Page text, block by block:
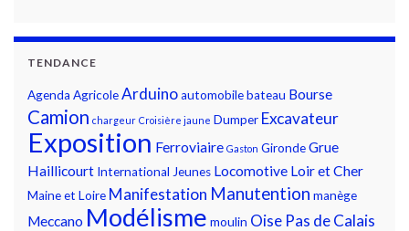
TENDANCE
Agenda AgricoleArduinoautomobilebateau Bourse
Camion chargeur Croisière jaune Dumper Excavateur
Exposition Ferroviaire Gaston GirondeGrue
Haillicourt International Jeunes Locomotive Loir et Cher
Maine et Loire Manifestation Manutention manège
Meccano Modélisme moulin Oise Pas de Calais